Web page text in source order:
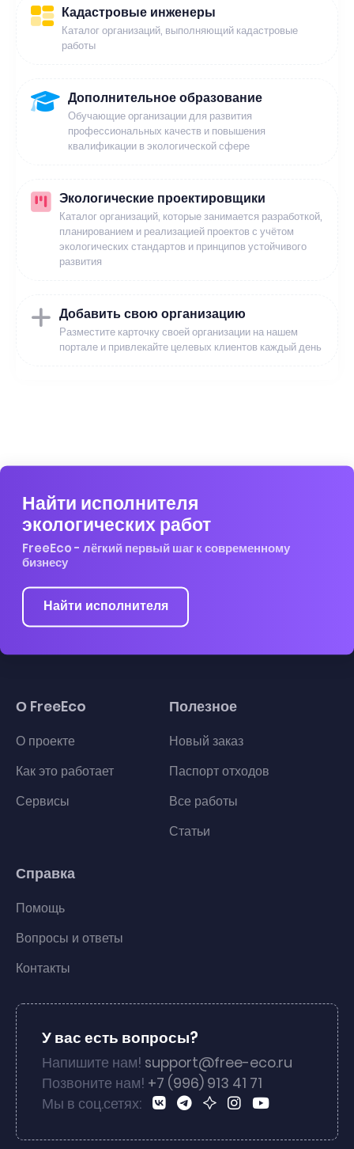
Кадастровые инженеры
Каталог организаций, выполняющий кадастровые
работы
Дополнительное образование
Обучающие организации для развития
профессиональных качеств и повышения
квалификации в экологической сфере
Экологические проектировщики
Каталог организаций, которые занимается разработкой,
планированием и реализацией проектов с учётом
экологических стандартов и принципов устойчивого
развития
Добавить свою организацию
Разместите карточку своей организации на нашем
портале и привлекайте целевых клиентов каждый день
Найти исполнителя
экологических работ
FreeEco - лёгкий первый шаг к современному
бизнесу
Найти исполнителя
О FreeEco
О проекте
Как это работает
Сервисы
Полезное
Новый заказ
Паспорт отходов
Все работы
Статьи
Справка
Помощь
Вопросы и ответы
Контакты
У вас есть вопросы?
Напишите нам! support@free-eco.ru
Позвоните нам! +7 (996) 913 41 71
Мы в соц.сетях: